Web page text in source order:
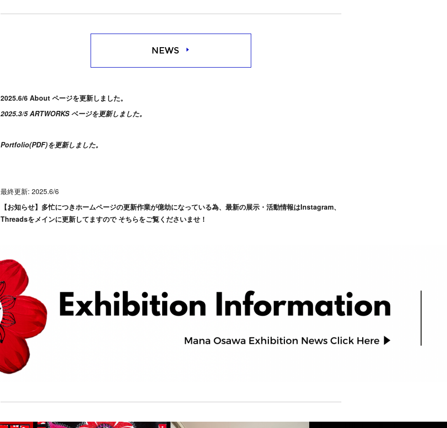
NEWS
2025.6/6 About ページを更新しました。
2025.3/5 ARTWORKS ページを更新しました。
Portfolio(PDF)を更新しました。
最終更新: 2025.6/6
【お知らせ】多忙につきホームページの更新作業が億劫になっている為、最新の展示・活動情報はInstagram、
Threadsをメインに更新してますので そちらをご覧くださいませ！